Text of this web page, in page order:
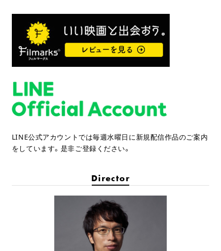
LINE公式アカウントでは毎週水曜日に新規配信作品のご案内
をしています。是非ご登録ください。
Director